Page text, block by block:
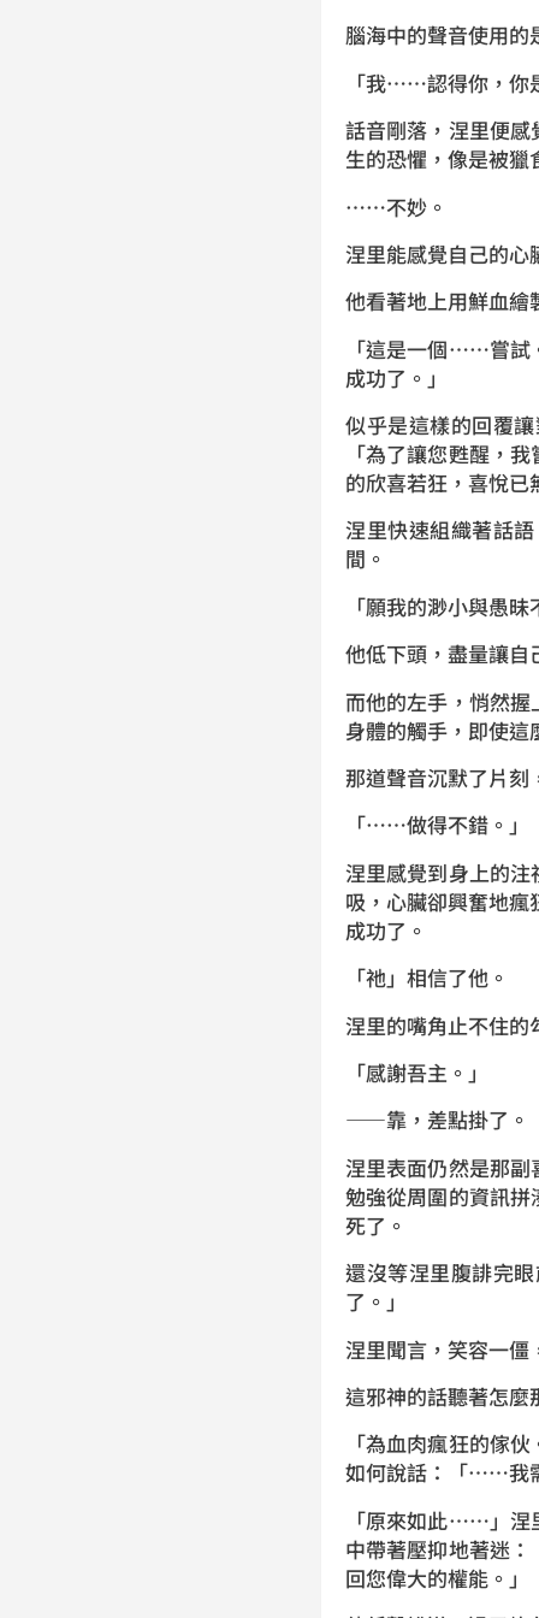
腦海中的聲音使用的
「我……認得你，
話音剛落，涅里便
生的恐懼，像是被
……不妙。
涅里能感覺自己的心
他看著地上用鮮血繪
「這是一個……嘗試
成功了。」
似乎是這樣的回覆
「為了讓您甦醒，
的欣喜若狂，喜悅
涅里快速組織著話
間。
「願我的渺小與愚
他低下頭，盡量讓自
而他的左手，悄然
身體的觸手，即使
那道聲音沉默了片刻
「……做得不錯。」
涅里感覺到身上的
吸，心臟卻興奮地瘋
成功了。
「祂」相信了他。
涅里的嘴角止不住的
「感謝吾主。」
——靠，差點掛了。
涅里表面仍然是那
勉強從周圍的資訊
死了。
還沒等涅里腹誹完
了。」
涅里聞言，笑容一
這邪神的話聽著怎麼
「為血肉瘋狂的傢
如何說話：「……我
「原來如此……」涅
中帶著壓抑地著迷
回您偉大的權能。」